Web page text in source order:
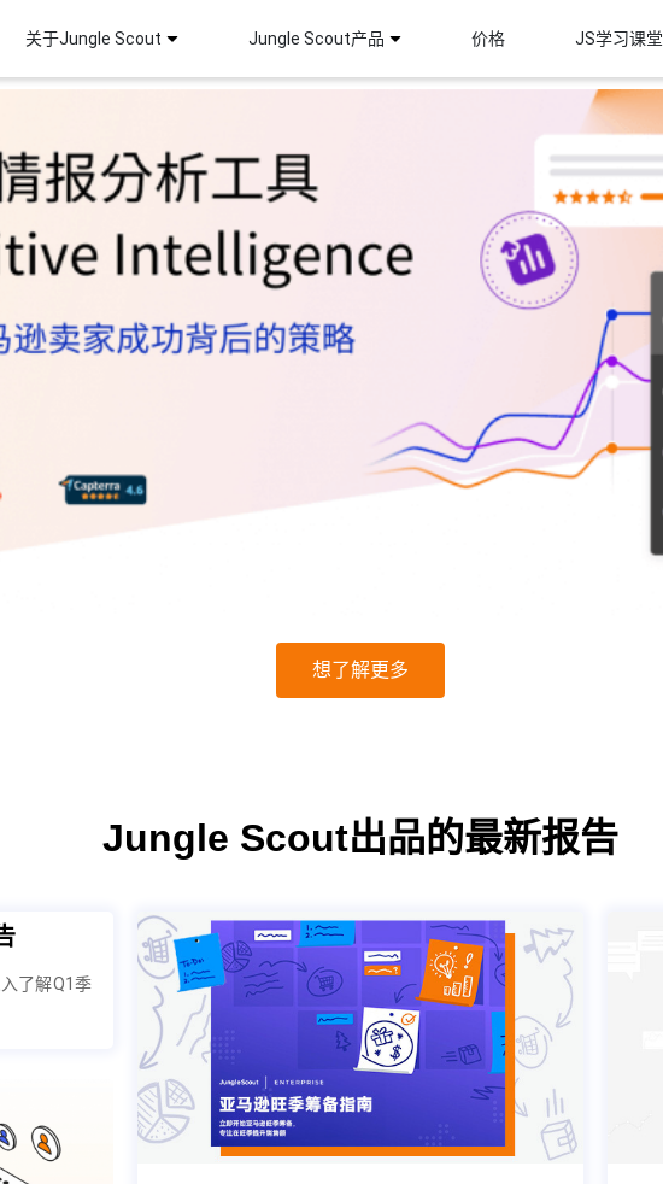
关于Jungle Scout Jungle Scout产品 价格 JS学习课堂
想了解更多
Jungle Scout出品的最新报告
了解Q1季